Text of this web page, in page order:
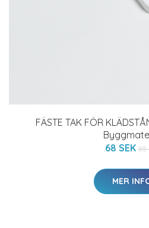
FÄSTE TAK FÖR
68 SEK 85
MER